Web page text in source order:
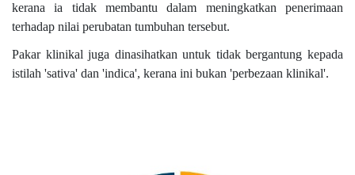
kerana ia tidak membantu dalam meningkatkan penerimaan
terhadap nilai perubatan tumbuhan tersebut.
Pakar klinikal juga dinasihatkan untuk tidak bergantung kepada
istilah 'sativa' dan 'indica', kerana ini bukan 'perbezaan klinikal'.